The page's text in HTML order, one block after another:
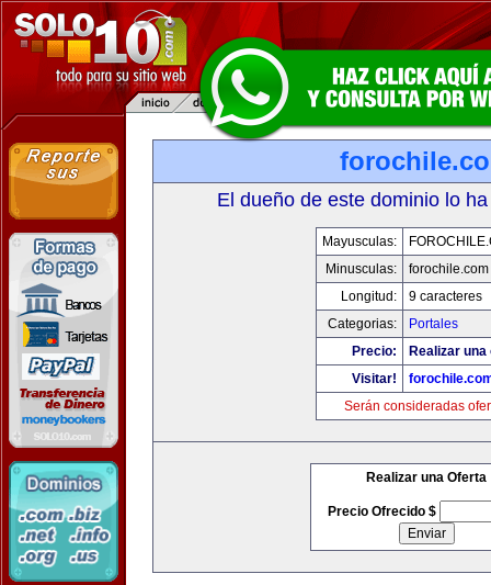
El dueño de este dominio lo
Mayusculas:
Minusculas:
forochile.com
Longitud:
9 caracteres
Categorias:
Portales
Precio:
Realizar
Visitar!
Serán consideradas
Realizar una Oferta
Precio Ofrecido $